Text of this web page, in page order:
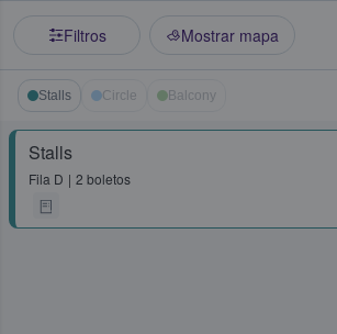
Filtros Mostrar mapa
Stalls Circle Balcony
Stalls
Fila D 2 boletos